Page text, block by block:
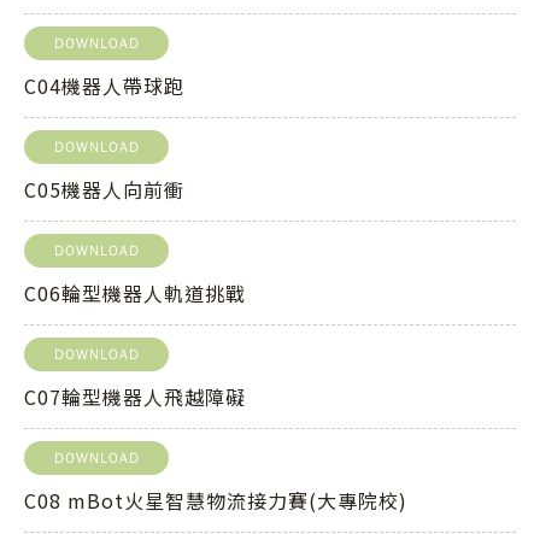
DOWNLOAD
C04機器人帶球跑
DOWNLOAD
C05機器人向前衝
DOWNLOAD
C06輪型機器人軌道挑戰
DOWNLOAD
C07輪型機器人飛越障礙
DOWNLOAD
C08 mBot火星智慧物流接力賽(大專院校)